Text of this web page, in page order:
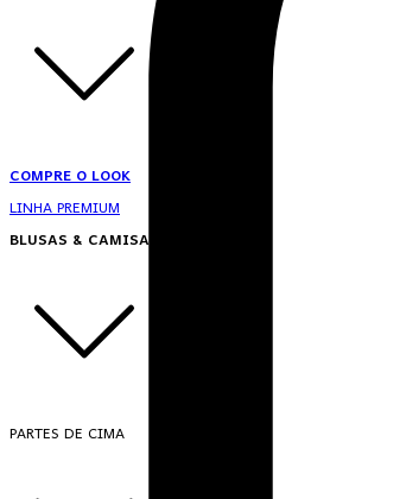
COMPRE O LOOK
LINHA PREMIUM
BLUSAS & CAMISAS
PARTES DE CIMA